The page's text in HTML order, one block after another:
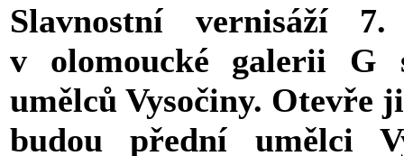
Slavnostní vernisáží
v olomoucké galerii G
umělců Vysočiny. Otevře
budou přední umělci